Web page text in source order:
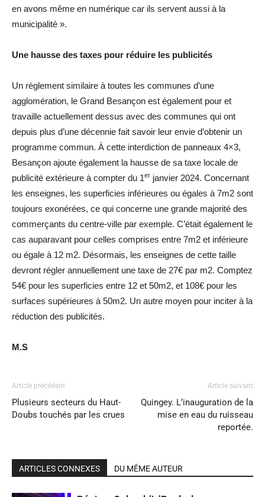
en avons même en numérique car ils servent aussi à la
municipalité ».
Une hausse des taxes pour réduire les publicités
Un règlement similaire à toutes les communes d’une
agglomération, le Grand Besançon est également pour et
travaille actuellement dessus avec des communes qui ont
depuis plus d’une décennie fait savoir leur envie d’obtenir un
programme commun. À cette interdiction de panneaux 4×3,
Besançon ajoute également la hausse de sa taxe locale de
publicité extérieure à compter du 1er janvier 2024. Concernant
les enseignes, les superficies inférieures ou égales à 7m2 sont
toujours exonérées, ce qui concerne une grande majorité des
commerçants du centre-ville par exemple. C’était également le
cas auparavant pour celles comprises entre 7m2 et inférieure
ou égale à 12 m2. Désormais, les enseignes de cette taille
devront régler annuellement une taxe de 27€ par m2. Comptez
54€ pour les superficies entre 12 et 50m2, et 108€ pour les
surfaces supérieures à 50m2. Un autre moyen pour inciter à la
réduction des publicités.
M.S
Article précédent
Plusieurs secteurs du Haut-
Doubs touchés par les crues
Article suivant
Quingey. L’inauguration de la
mise en eau du ruisseau
reportée.
ARTICLES CONNEXES DU MÊME AUTEUR